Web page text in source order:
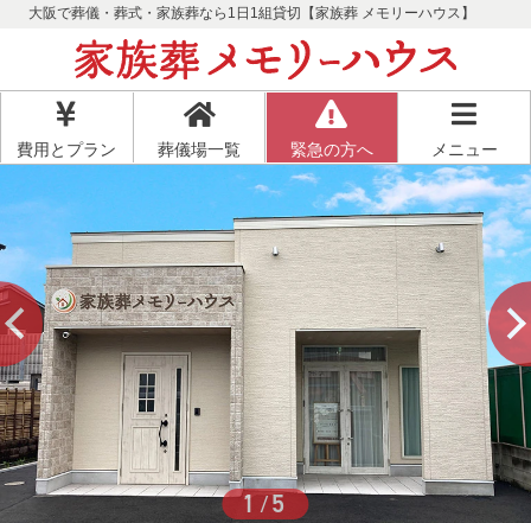
大阪で葬儀・葬式・家族葬なら1日1組貸切【家族葬 メモリーハウス】
費用とプラン 葬儀場一覧 緊急の方へ メニュー
1 / 5